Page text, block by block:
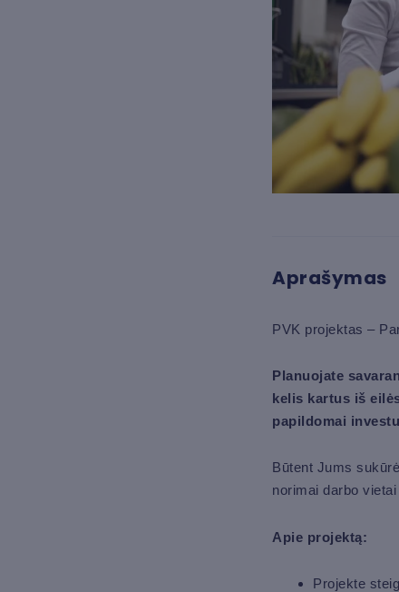
Aprašymas
PVK projektas –
Planuojate
kelis kartus iš
papildomai
Būtent Jums
norimai darbo vietai
Apie projektą:
Projekte